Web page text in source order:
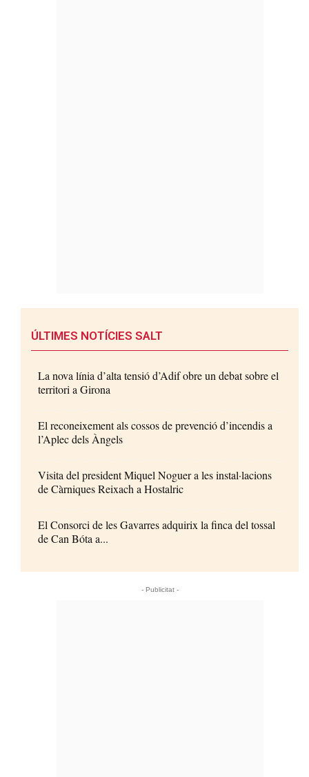
ÚLTIMES NOTÍCIES SALT
La nova línia d’alta tensió d’Adif obre un debat sobre el
territori a Girona
El reconeixement als cossos de prevenció d’incendis a
l’Aplec dels Àngels
Visita del president Miquel Noguer a les instal·lacions
de Càrniques Reixach a Hostalric
El Consorci de les Gavarres adquirix la finca del tossal
de Can Bóta a...
- Publicitat -